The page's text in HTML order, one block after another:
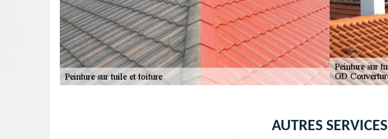
AUTRES SERVICES